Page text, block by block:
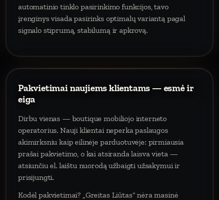
automatinio tinklo pasirinkimo funkcijos, tavo
įrenginys visada pasirinks optimalų variantą pagal
signalo stiprumą, stabilumą ir apkrovą.
Pakvietimai naujiems klientams — esmė ir
eiga
Dirbu vienas — boutique mobiliojo interneto
operatorius. Nauji klientai neperka paslaugos
akimirksniu kaip eilinėje parduotuvėje: pirmiausia
prašai pakvietimo, o kai atsiranda laisva vieta —
atsiunčiu el. laištu nuorodą užbaigti užsakymui ir
prisijungti.
Kodėl pakvietimai? „Greitas Liūtas“ nėra masinė